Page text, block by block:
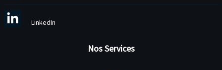
LinkedIn
Nos Services